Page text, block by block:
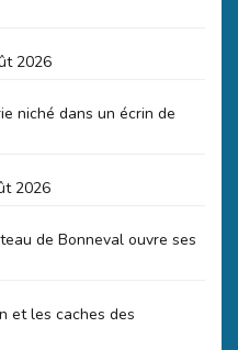
2026
niché dans un écrin de
2026
de Bonneval ouvre ses
et les caches des